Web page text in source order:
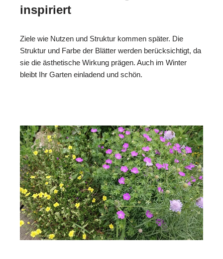
inspiriert
Ziele wie Nutzen und Struktur kommen später. Die
Struktur und Farbe der Blätter werden berücksichtigt, da
sie die ästhetische Wirkung prägen. Auch im Winter
bleibt Ihr Garten einladend und schön.